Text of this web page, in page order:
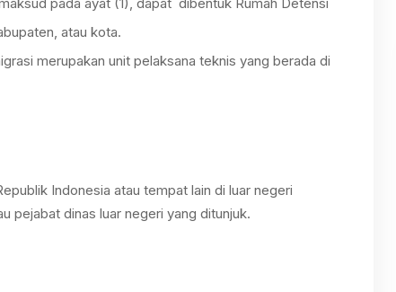
atau kota.
merupakan unit pelaksana teknis yang berada di
Indonesia atau tempat lain di luar negeri
pejabat dinas luar negeri yang ditunjuk.